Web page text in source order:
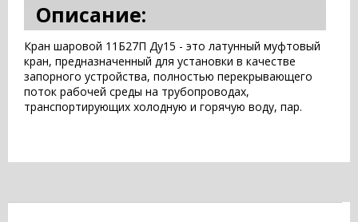
Описание:
Кран шаровой 11Б27П Ду15 - это латунный муфтовый
кран, предназначенный для установки в качестве
запорного устройства, полностью перекрывающего
поток рабочей среды на трубопроводах,
транспортирующих холодную и горячую воду, пар.